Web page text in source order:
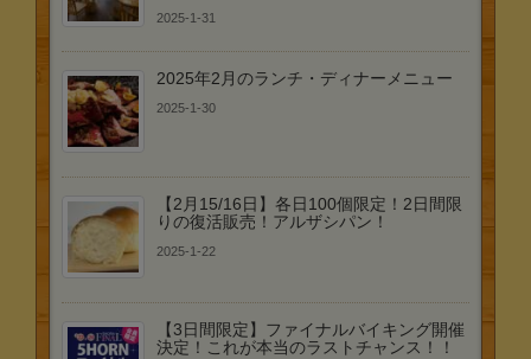
2025-1-31
2025年2月のランチ・ディナーメニュー
2025-1-30
【2月15/16日】各日100個限定！2日間限
りの復活販売！アルザシパン！
2025-1-22
【3日間限定】ファイナルバイキング開催
決定！これが本当のラストチャンス！！